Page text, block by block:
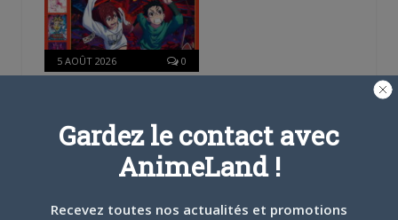
5 AOÛT 2026 0
Gardez le contact avec
AnimeLand !
Recevez toutes nos actualités et promotions